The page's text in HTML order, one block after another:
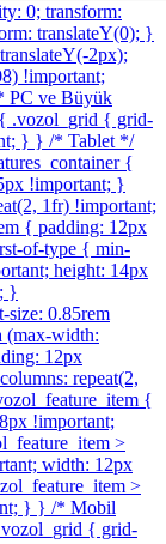
0; transform:
translateY(0); }
2px);
!important;
PC ve Büyük
.vozol_grid { grid-
} } /* Tablet */
{
!important; }
1fr) !important;
{ padding: 12px
of-type { min-
height: 14px
}
size: 0.85rem
(max-width:
12px
repeat(2,
{
!important;
>
width: 12px
>
} } /* Mobil
{ grid-